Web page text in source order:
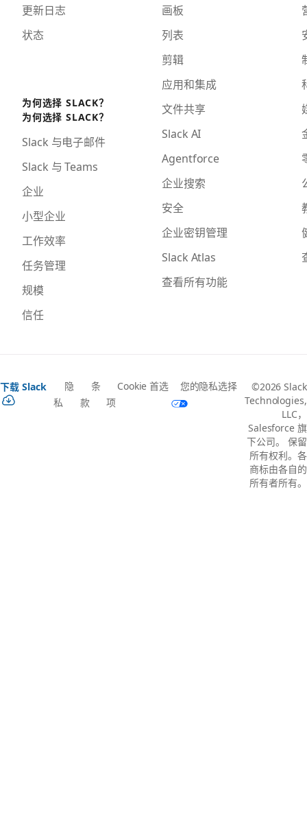
更新日志
状态
为何选择 SLACK？
为何选择 SLACK？
Slack 与电子邮件
Slack 与 Teams
企业
小型企业
工作效率
任务管理
规模
信任
画板
列表
剪辑
应用和集成
文件共享
Slack AI
Agentforce
企业搜索
安全
企业密钥管理
Slack Atlas
查看所有功能
下载 Slack
隐
私
条
款
Cookie 首选
项
您的隐私选择
©2026 Slack
Technologies,
LLC，
Salesforce 旗
下公司。 保留
所有权利。各
商标由各自的
所有者所有。